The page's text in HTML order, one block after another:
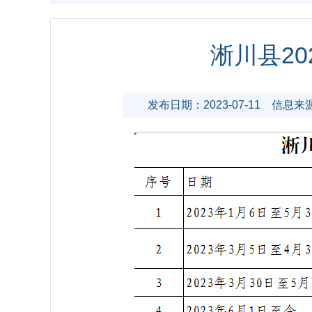
淅川县
发布日期：2023-07-11 信息来